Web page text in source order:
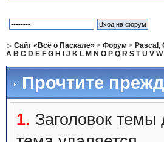
Сайт «Всё о Паскале» > Форум > Pascal,
A B C D E F G H J K L M N O P Q R S T U V W
Прочтите
1. Заголовок